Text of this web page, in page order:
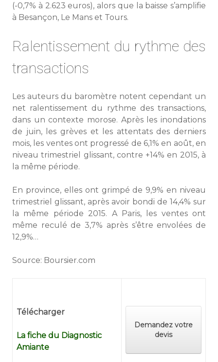
(-0,7% à 2.623 euros), alors que la baisse s’amplifie
à Besançon, Le Mans et Tours.
Ralentissement du rythme des
transactions
Les auteurs du baromètre notent cependant un
net ralentissement du rythme des transactions,
dans un contexte morose. Après les inondations
de juin, les grèves et les attentats des derniers
mois, les ventes ont progressé de 6,1% en août, en
niveau trimestriel glissant, contre +14% en 2015, à
la même période.
En province, elles ont grimpé de 9,9% en niveau
trimestriel glissant, après avoir bondi de 14,4% sur
la même période 2015. A Paris, les ventes ont
même reculé de 3,7% après s’être envolées de
12,9%…
Source: Boursier.com
Télécharger
La fiche du Diagnostic
Amiante
Demandez votre
devis